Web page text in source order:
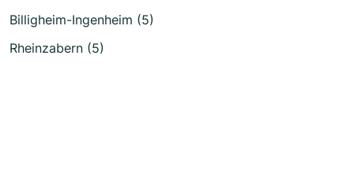
Billigheim-Ingenheim (5)
Rheinzabern (5)